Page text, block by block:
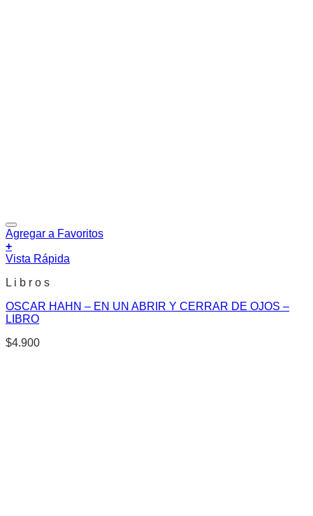
Agregar a Favoritos
+
Vista Rápida
L i b r o s
OSCAR HAHN – EN UN ABRIR Y CERRAR DE OJOS –
LIBRO
$4.900